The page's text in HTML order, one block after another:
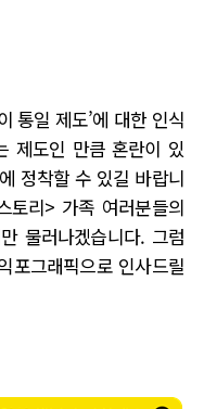
통일 제도’에 대한 인식
제도인 만큼 혼란이 있
정착할 수 있길 바랍니
토리> 가족 여러분들의
물러나겠습니다. 그럼
포그래픽으로 인사드릴